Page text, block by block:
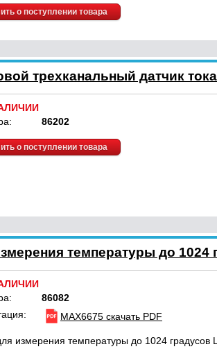
о поступлении товара
трехканальный датчик
86202
о поступлении товара
температуры до 1024
86082
MAX6675 скачать PDF
измерения температуры до 1024 градусов